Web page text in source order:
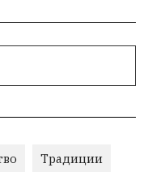
Традиции